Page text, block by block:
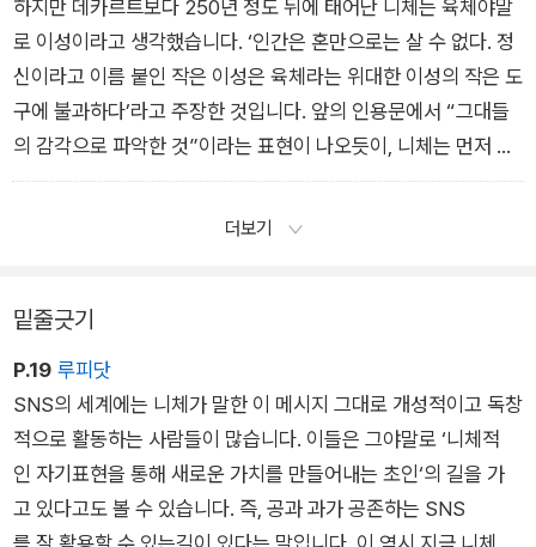
하지만 데카르트보다 250년 정도 뒤에 태어난 니체는 육체야말
로 이성이라고 생각했습니다. ‘인간은 혼만으로는 살 수 없다. 정
신이라고 이름 붙인 작은 이성은 육체라는 위대한 이성의 작은 도
구에 불과하다’라고 주장한 것입니다. 앞의 인용문에서 “그대들
의 감각으로 파악한 것”이라는 표현이 나오듯이, 니체는 먼저 자
신의 감각으로 이 세상을 파악하라고 이야기합니다. 그런 다음 자
신이 파악한 세계가 무엇인지 생각할 것. 그렇게 감각과 생각이
더보기
밑줄긋기
P.19 루피닷
SNS의 세계에는 니체가 말한 이 메시지 그대로 개성적이고 독창
적으로 활동하는 사람들이 많습니다. 이들은 그야말로 ‘니체적
인 자기표현을 통해 새로운 가치를 만들어내는 초인‘의 길을 가
고 있다고도 볼 수 있습니다. 즉, 공과 과가 공존하는 SNS